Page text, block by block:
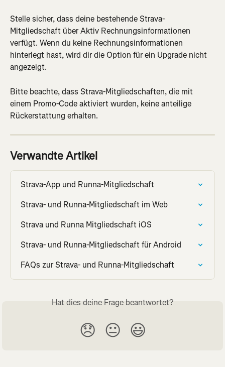
Stelle sicher, dass deine bestehende Strava-
Mitgliedschaft über Aktiv Rechnungsinformationen
verfügt. Wenn du keine Rechnungsinformationen
hinterlegt hast, wird dir die Option für ein Upgrade nicht
angezeigt.
Bitte beachte, dass Strava-Mitgliedschaften, die mit
einem Promo-Code aktiviert wurden, keine anteilige
Rückerstattung erhalten.
Verwandte Artikel
Strava-App und Runna-Mitgliedschaft
Strava- und Runna-Mitgliedschaft im Web
Strava und Runna Mitgliedschaft iOS
Strava- und Runna-Mitgliedschaft für Android
FAQs zur Strava- und Runna-Mitgliedschaft
Hat dies deine Frage beantwortet?
😞 😐 😃